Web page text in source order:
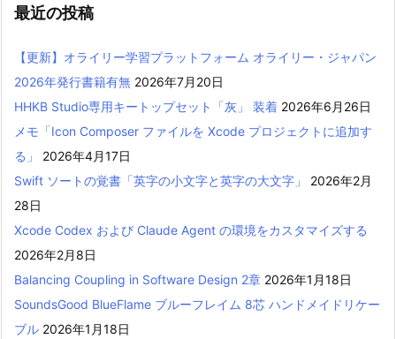
最近の投稿
【更新】オライリー学習プラットフォーム オライリー・ジャパン
2026年発行書籍有無 2026年7月20日
HHKB Studio専用キートップセット「灰」 装着 2026年6月26日
メモ「Icon Composer ファイルを Xcode プロジェクトに追加す
る」
2026年4月17日
Swift ソートの覚書「英字の小文字と英字の大文字」
2026年2月
28日
Xcode Codex および Claude Agent の環境をカスタマイズする
2026年2月8日
Balancing Coupling in Software Design 2章 2026年1月18日
SoundsGood BlueFlame ブルーフレイム 8芯 ハンドメイドリケー
ブル 2026年1月18日